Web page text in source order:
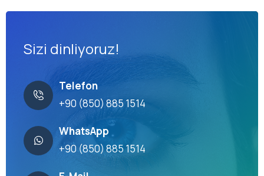
Sizi dinliyoruz!
Telefon
+90 (850) 885 1514
WhatsApp
+90 (850) 885 1514